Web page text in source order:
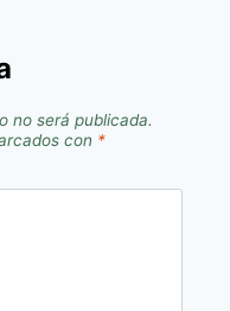
no será publicada.
con *